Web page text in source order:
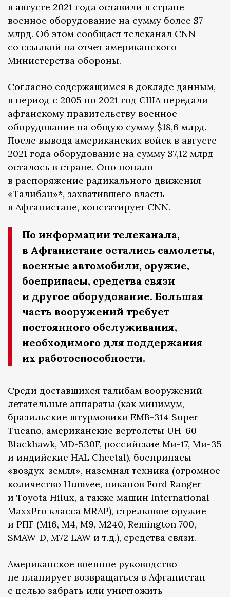
в августе 2021 года оставили в стране
военное оборудование на сумму более $7
млрд. Об этом сообщает телеканал CNN
со ссылкой на отчет американского
Министерства обороны.
Согласно содержащимся в докладе данным,
в период с 2005 по 2021 год США передали
афганскому правительству военное
оборудование на общую сумму $18,6 млрд.
После вывода американских войск в августе
2021 года оборудование на сумму $7,12 млрд
осталось в стране. Оно попало
в распоряжение радикального движения
«Талибан»*, захватившего власть
в Афганистане, констатирует CNN.
По информации телеканала,
в Афганистане остались самолеты,
военные автомобили, оружие,
боеприпасы, средства связи
и другое оборудование. Большая
часть вооружений требует
постоянного обслуживания,
необходимого для поддержания
их работоспособности.
Среди доставшихся талибам вооружений
летательные аппараты (как минимум,
бразильские штурмовики EMB-314 Super
Tucano, американские вертолеты UH-60
Blackhawk, MD-530F, российские Ми-17, Ми-35
и индийские HAL Cheetal), боеприпасы
«воздух-земля», наземная техника (огромное
количество Humvee, пикапов Ford Ranger
и Toyota Hilux, а также машин International
MaxxPro класса MRAP), стрелковое оружие
и РПГ (M16, M4, M9, M240, Remington 700,
SMAW-D, M72 LAW и т.д.), средства связи.
Американское военное руководство
не планирует возвращаться в Афганистан
с целью забрать или уничтожить